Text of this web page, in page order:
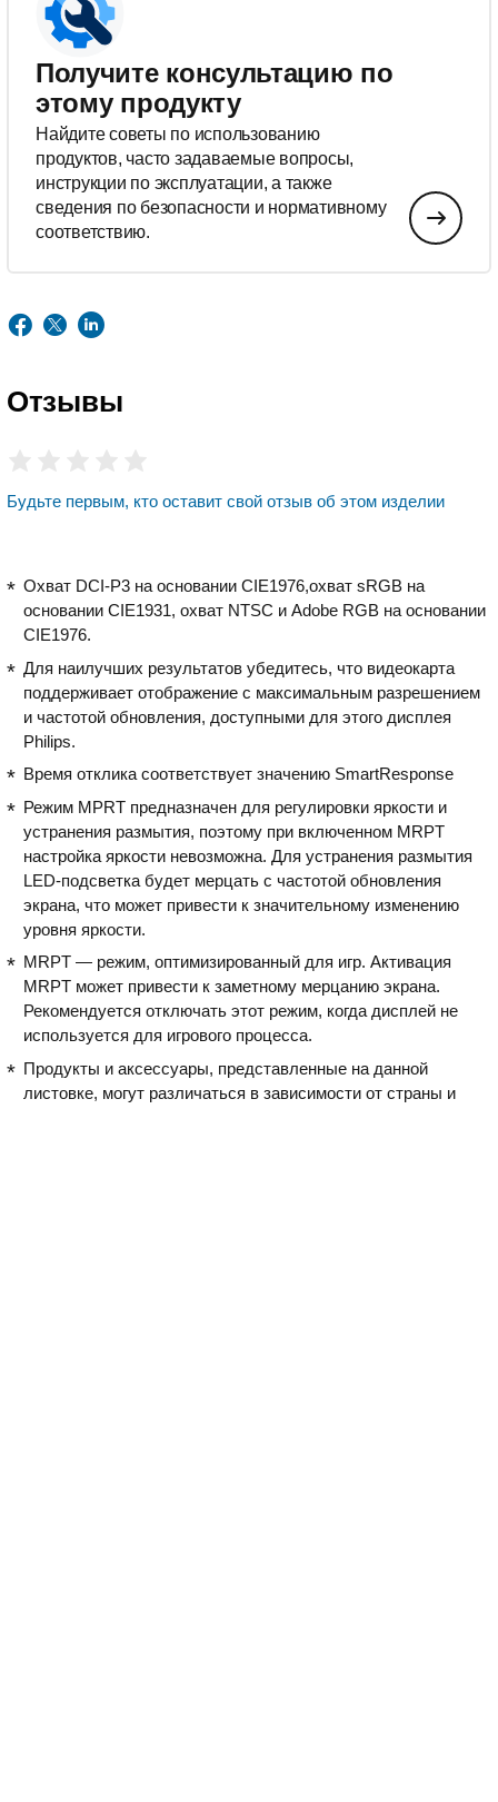
Получите консультацию по
этому продукту
Найдите советы по использованию
продуктов, часто задаваемые вопросы,
инструкции по эксплуатации, а также
сведения по безопасности и нормативному
соответствию.
Отзывы
Будьте первым, кто оставит свой отзыв об этом изделии
Охват DCI-P3 на основании CIE1976,охват sRGB на
основании CIE1931, охват NTSC и Adobe RGB на основании
CIE1976.
Для наилучших результатов убедитесь, что видеокарта
поддерживает отображение с максимальным разрешением
и частотой обновления, доступными для этого дисплея
Philips.
Время отклика соответствует значению SmartResponse
Режим MPRT предназначен для регулировки яркости и
устранения размытия, поэтому при включенном MRPT
настройка яркости невозможна. Для устранения размытия
LED-подсветка будет мерцать с частотой обновления
экрана, что может привести к значительному изменению
уровня яркости.
MRPT — режим, оптимизированный для игр. Активация
MRPT может привести к заметному мерцанию экрана.
Рекомендуется отключать этот режим, когда дисплей не
используется для игрового процесса.
Продукты и аксессуары, представленные на данной
листовке, могут различаться в зависимости от страны и